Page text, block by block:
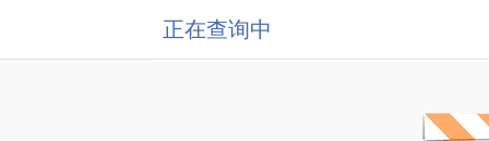
正在查询中